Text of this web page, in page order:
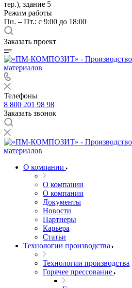
тер.), здание 5
Режим работы
Пн. – Пт.: с 9:00 до 18:00
Заказать проект
Телефоны
8 800 201 98 98
Заказать звонок
О компании
О компании
О компании
Документы
Новости
Партнеры
Карьера
Статьи
Технологии производства
Технологии производства
Горячее прессование